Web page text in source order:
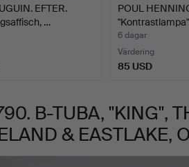
EFTER.
…
POUL
6 dagar
Värdering
85 USD
B-TUBA, "KING",
& EASTLAKE,